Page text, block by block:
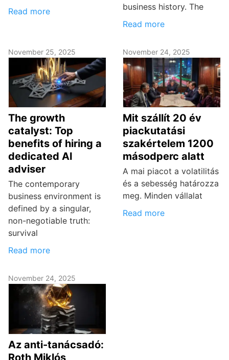
Read more
business history. The
Read more
November 25, 2025
The growth
catalyst: Top
benefits of hiring a
dedicated AI
adviser
The contemporary
business environment is
defined by a singular,
non-negotiable truth:
survival
Read more
November 24, 2025
Mit szállít 20 év
piackutatási
szakértelem 1200
másodperc alatt
A mai piacot a volatilitás
és a sebesség határozza
meg. Minden vállalat
Read more
November 24, 2025
Az anti-tanácsadó:
Roth Miklós